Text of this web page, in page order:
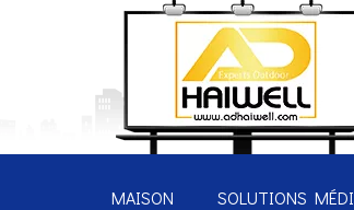
MAISON SOLUTIONS